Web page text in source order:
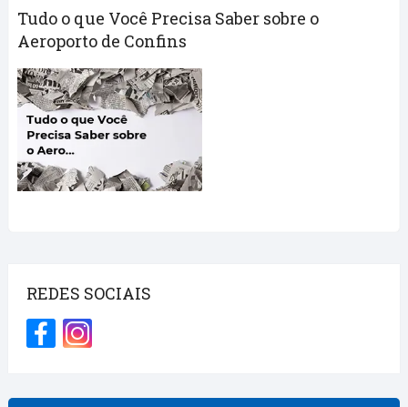
Tudo o que Você Precisa Saber sobre o
Aeroporto de Confins
REDES SOCIAIS